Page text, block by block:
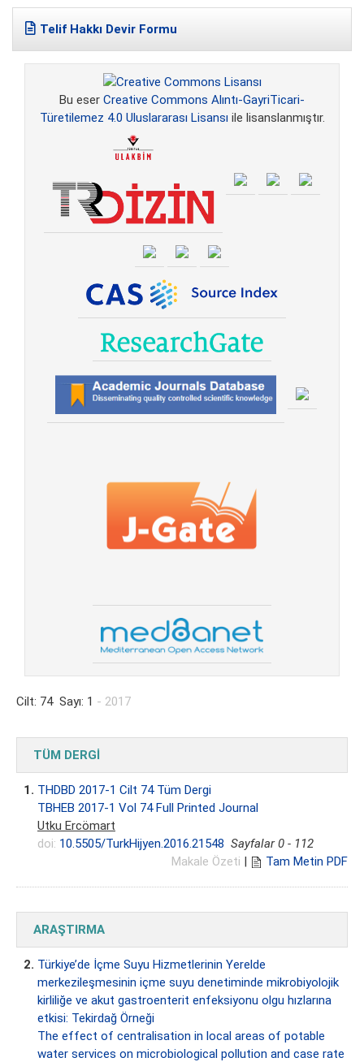
Telif Hakkı Devir Formu
Bu eser Creative Commons Alıntı-GayriTicari-
Türetilemez 4.0 Uluslararası Lisansı ile lisanslanmıştır.
Cilt: 74 Sayı: 1 - 2017
TÜM DERGİ
1. THDBD 2017-1 Cilt 74 Tüm Dergi
TBHEB 2017-1 Vol 74 Full Printed Journal
Utku Ercömart
doi: 10.5505/TurkHijyen.2016.21548 Sayfalar 0 - 112
Makale Özeti | Tam Metin PDF
ARAŞTIRMA
2. Türkiye’de İçme Suyu Hizmetlerinin Yerelde
merkezileşmesinin içme suyu denetiminde mikrobiyolojik
kirliliğe ve akut gastroenterit enfeksiyonu olgu hızlarına
etkisi: Tekirdağ Örneği
The effect of centralisation in local areas of potable
water services on microbiological pollution and case rate